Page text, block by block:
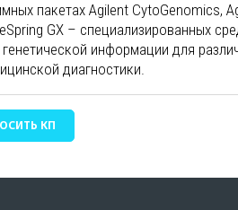
пакетах Agilent CytoGenomics,
GX – специализированных
информации для
диагностики.
КП